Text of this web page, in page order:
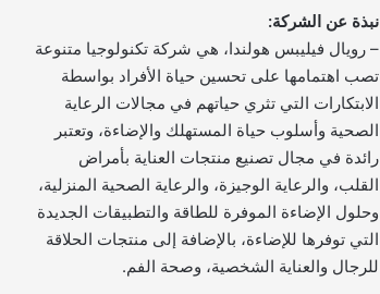
نبذة عن الشركة:
– رويال فيليبس هولندا، هي شركة تكنولوجيا متنوعة
تصب اهتمامها على تحسين حياة الأفراد بواسطة
الابتكارات التي تثري حياتهم في مجالات الرعاية
الصحية وأسلوب حياة المستهلك والإضاءة، وتعتبر
رائدة في مجال تصنيع منتجات العناية بأمراض
القلب، والرعاية الوجيزة، والرعاية الصحية المنزلية،
وحلول الإضاءة الموفرة للطاقة والتطبيقات الجديدة
التي توفرها للإضاءة، بالإضافة إلى منتجات الحلاقة
للرجال والعناية الشخصية، وصحة الفم.